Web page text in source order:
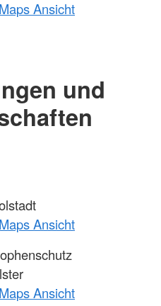
Ansicht
und
Ansicht
Ansicht